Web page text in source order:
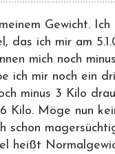
Gewicht. Ich
das ich mir am
mich noch
ich mir noch ein
minus 3 Kilo
Kilo. Möge nun
schon
heißt